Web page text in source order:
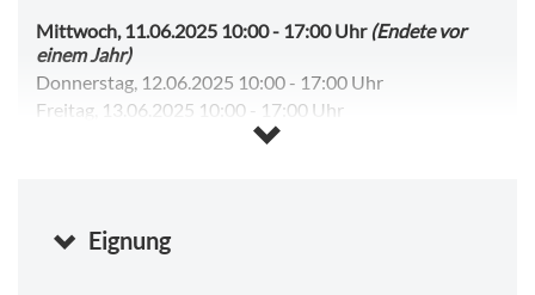
Schaufensterpuppe ist alles vertreten, was in den
Kösener Werkstätten hergestellt wurde.
Mittwoch, 11.06.2025 10:00- 17:00 Uhr(Endete vor
einem Jahr)
Donnerstag, 12.06.2025 10:00 - 17:00 Uhr
Freitag, 13.06.2025 10:00 - 17:00 Uhr
Samstag, 14.06.2025 10:00-17:00 Uhr
Stunden)Eignung